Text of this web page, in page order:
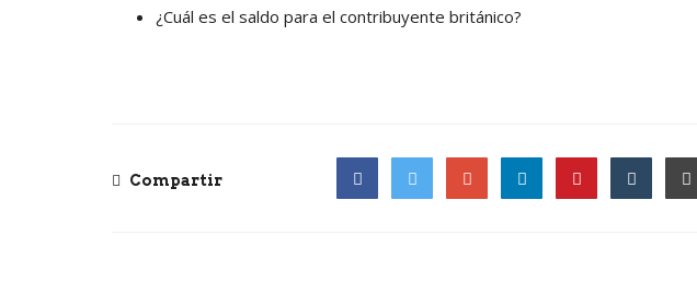
¿Cuál es el saldo para el contribuyente británico?
Compartir